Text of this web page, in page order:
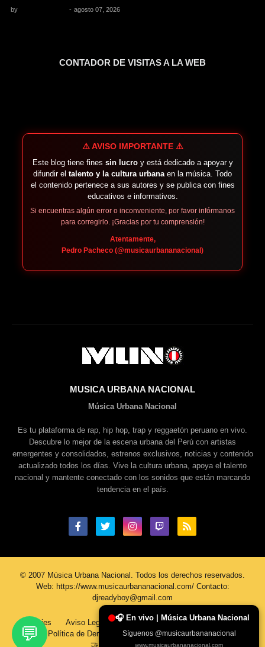
💬
🎧 En vivo | Música Urbana Nacional
Síguenos @musicaurbananacional
www.musicaurbananacional.com
by - agosto 07, 2026
CONTADOR DE VISITAS A LA WEB
⚠️ AVISO IMPORTANTE ⚠️
Este blog tiene fines sin lucroy está dedicado a apoyar y
difundir el talento y la cultura urbana en la música. Todo
el contenido pertenece a sus autores y se publica con fines
educativos e informativos.
Si encuentras algún error o inconveniente, por favor infórmanos
para corregirlo. ¡Gracias por tu comprensión!
Atentamente,
Pedro Pacheco (@musicaurbananacional)
MUSICA URBANA NACIONAL
Música Urbana Nacional
Es tu plataforma de rap, hip hop, trap y reggaetón peruano en vivo.
Descubre lo mejor de la escena urbana del Perú con artistas
emergentes y consolidados, estrenos exclusivos, noticias y contenido
actualizado todos los días. Vive la cultura urbana, apoya el talento
nacional y mantente conectado con los sonidos que están marcando
tendencia en el país.
© 2007 Música Urbana Nacional. Todos los derechos reservados.
Web: https://www.musicaurbananacional.com/ Contacto:
djreadyboy@gmail.com
Cookies Aviso Legal Política De Privacidad
Contacto
Política de Derechos de Autor
Sobre Nosotros
🤝 Únete al Equipo MUN